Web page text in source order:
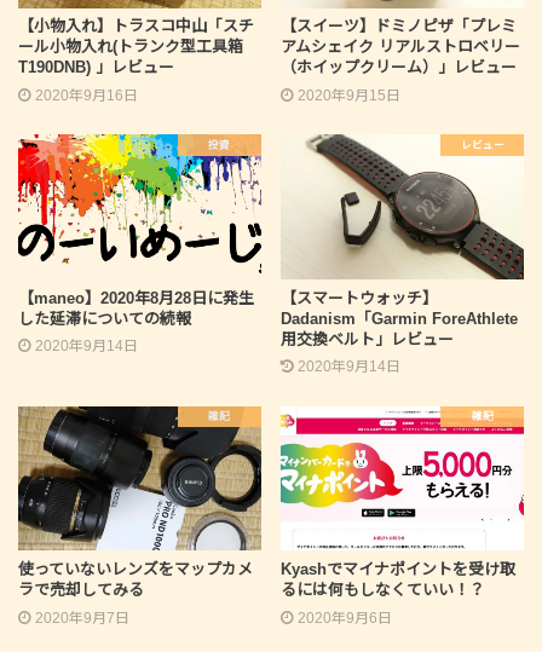
【小物入れ】トラスコ中山「スチ
ール小物入れ(トランク型工具箱
T190DNB) 」レビュー
2020年9月16日
【スイーツ】ドミノピザ「プレミ
アムシェイク リアルストロベリー
（ホイップクリーム）」レビュー
2020年9月15日
投資
【maneo】2020年8月28日に発生
した延滞についての続報
2020年9月14日
レビュー
【スマートウォッチ】
Dadanism「Garmin ForeAthlete
用交換ベルト」レビュー
2020年9月14日
雑記
使っていないレンズをマップカメ
ラで売却してみる
2020年9月7日
雑記
Kyashでマイナポイントを受け取
るには何もしなくていい！？
2020年9月6日